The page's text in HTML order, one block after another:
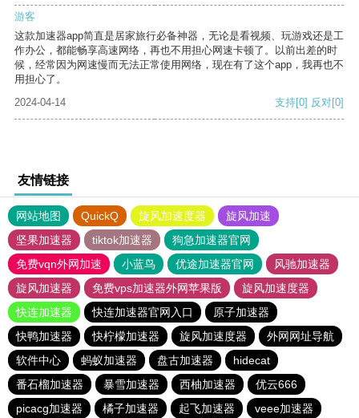
游客
这款加速器app简直是居家旅行必备神器，无论是看视频、玩游戏还是工
作办公，都能畅享高速网络，再也不用担心网速卡顿了。以前出差的时
候，经常因为网速慢而无法正常使用网络，现在有了这个app，我再也不
用担心了。
2024-04-14
支持[0] 反对[0]
友情链接
网站地图 QuickQ 旋风加速度器
旋风加速
坚果加速器
tiktok加速器
狗急加速器官网
免费vqn外网加速
小蓝鸟 优途加速器官网
风驰加速器
旋风加速器
免费vps加速器外网苹果版
旋风加速度器
快连加速器
快连加速器官网入口
原子加速器
快鸭加速器
快柠檬加速器 旋风加速度器
外网网址导航
软件中心
蚂蚁加速器 盘古加速器
hidecat
番石榴加速器
暴雪加速器 西柚加速器
优云666
picacg加速器
橘子加速器 起飞加速器 veee加速器